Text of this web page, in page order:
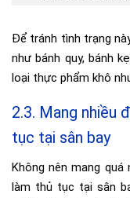
Để tránh tình trạng
như bánh quy, bánh
loại thực phẩm khô
2.3. Mang nhiều
tục tại sân bay
Không nên mang
làm thủ tục tại sân